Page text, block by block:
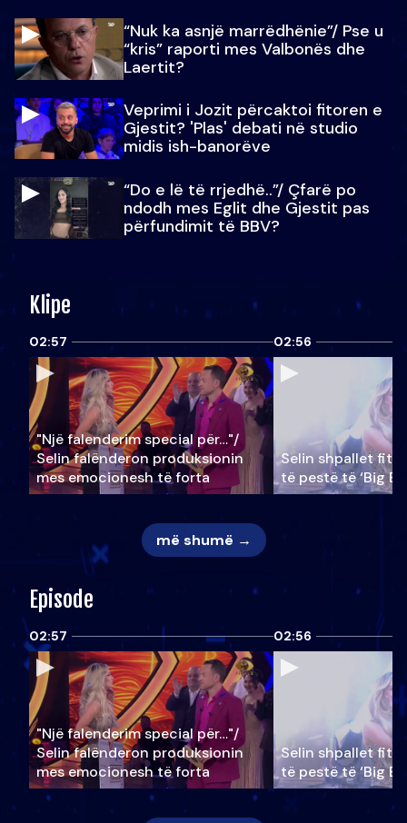
“Nuk ka asnjë marrëdhënie”/ Pse u
“kris” raporti mes Valbonës dhe
Laertit?
Veprimi i Jozit përcaktoi fitoren e
Gjestit? 'Plas' debati në studio
midis ish-banorëve
“Do e lë të rrjedhë..”/ Çfarë po
ndodh mes Eglit dhe Gjestit pas
përfundimit të BBV?
Klipe
02:57
"Një falenderim special për…"/
Selin falënderon produksionin
mes emocionesh të forta
02:56
Selin shpallet
të pestë të ‘Big
më shumë →
Episode
02:57
"Një falenderim special për…"/
Selin falënderon produksionin
mes emocionesh të forta
02:56
Selin shpallet
të pestë të ‘Big